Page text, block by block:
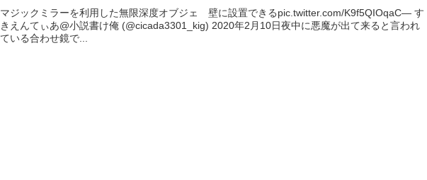
マジックミラーを利用した無限深度オブジェ 壁に設置できるpic.twitter.com/K9f5QIOqaC— す
きえんてぃあ@小説書け俺 (@cicada3301_kig) 2020年2月10日夜中に悪魔が出て来ると言われ
ている合わせ鏡で...